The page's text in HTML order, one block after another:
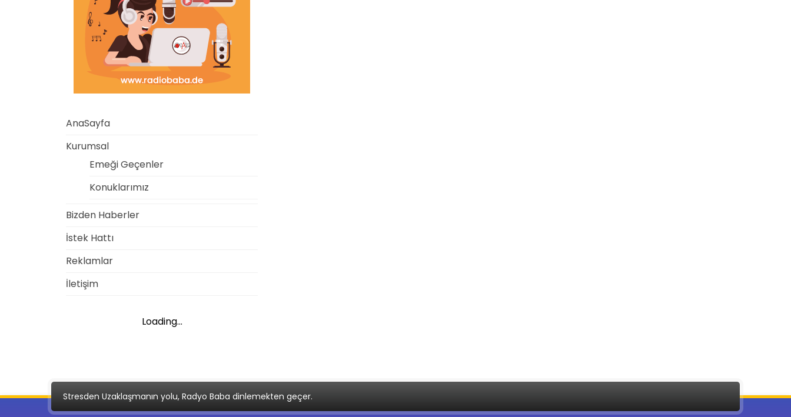
AnaSayfa
Kurumsal
Emeği Geçenler
Konuklarımız
Bizden Haberler
İstek Hattı
Reklamlar
İletişim
Loading...
Stresden Uzaklaşmanın yolu, Radyo Baba dinlemekten geçer.